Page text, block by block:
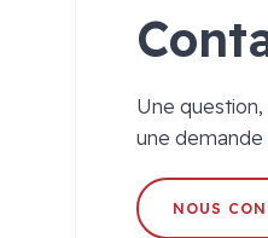
Une
une demande
NOUS